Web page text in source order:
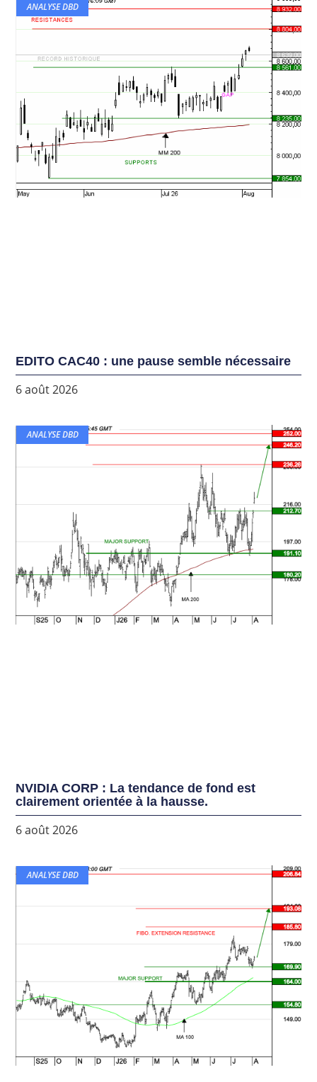
ANALYSE DBD
EDITO CAC40 : une pause semble nécessaire
6 août 2026
ANALYSE DBD
NVIDIA CORP : La tendance de fond est
clairement orientée à la hausse.
6 août 2026
ANALYSE DBD